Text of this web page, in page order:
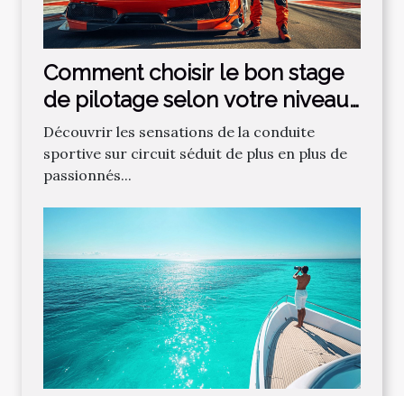
Comment choisir le bon stage
de pilotage selon votre niveau
?
Découvrir les sensations de la conduite
sportive sur circuit séduit de plus en plus de
passionnés...